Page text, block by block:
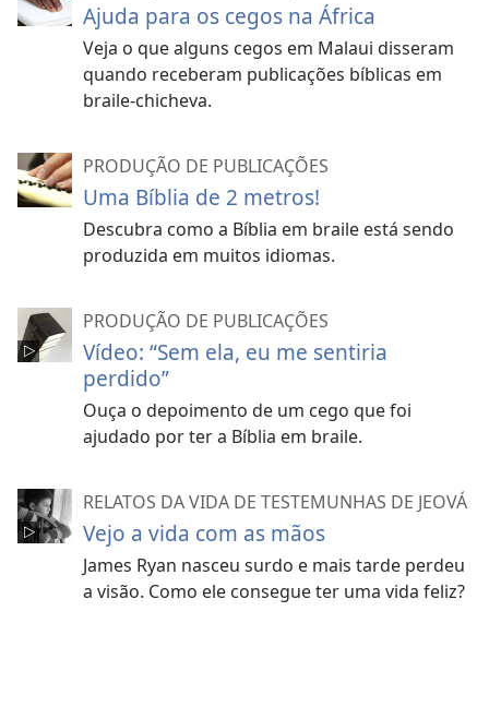
Ajuda para os cegos na África
Veja o que alguns cegos em Malaui disseram
quando receberam publicações bíblicas em
braile-chicheva.
PRODUÇÃO DE PUBLICAÇÕES
Uma Bíblia de 2 metros!
Descubra como a Bíblia em braile está sendo
produzida em muitos idiomas.
PRODUÇÃO DE PUBLICAÇÕES
Vídeo: “Sem ela, eu me sentiria
perdido”
Ouça o depoimento de um cego que foi
ajudado por ter a Bíblia em braile.
RELATOS DA VIDA DE TESTEMUNHAS DE JEOVÁ
Vejo a vida com as mãos
James Ryan nasceu surdo e mais tarde perdeu
a visão. Como ele consegue ter uma vida feliz?